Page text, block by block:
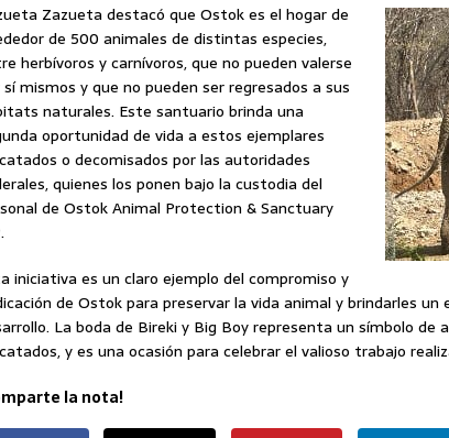
Zazueta destacó que Ostok es el hogar de
de 500 animales de distintas especies,
herbívoros y carnívoros, que no pueden valerse
mismos y que no pueden ser regresados a sus
naturales. Este santuario brinda una
oportunidad de vida a estos ejemplares
o decomisados por las autoridades
quienes los ponen bajo la custodia del
de Ostok Animal Protection & Sanctuary
iniciativa es un claro ejemplo del compromiso y
de Ostok para preservar la vida animal y brindarles
La boda de Bireki y Big Boy representa un símbolo
y es una ocasión para celebrar el valioso trabajo
la nota!